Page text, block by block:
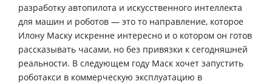
разработку автопилота и искусственного интеллекта
для машин и роботов — это то направление, которое
Илону Маску искренне интересно и о котором он готов
рассказывать часами, но без привязки к сегодняшней
реальности. В следующем году Маск хочет запустить
роботакси в коммерческую эксплуатацию в